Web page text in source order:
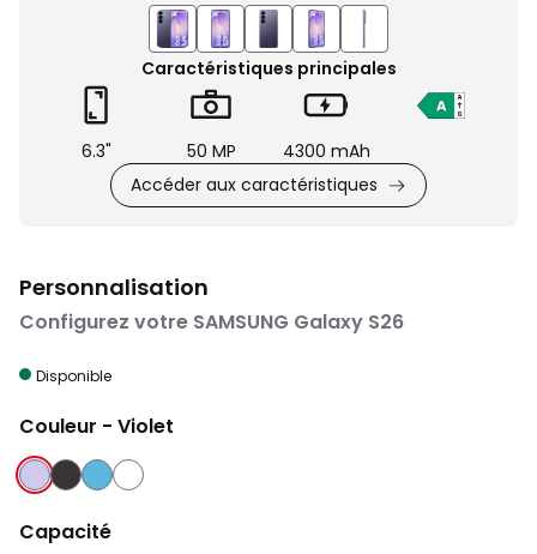
Caractéristiques principales
6.3" 50 MP
4300 mAh
Accéder aux caractéristiques
Personnalisation
Configurez votre SAMSUNG Galaxy S26
Disponible
Couleur - Violet
VIOLET NOIR BLEU BLANC
Capacité